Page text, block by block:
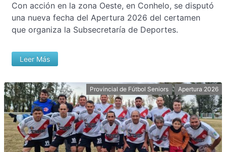
Con acción en la zona Oeste, en Conhelo, se disputó
una nueva fecha del Apertura 2026 del certamen
que organiza la Subsecretaría de Deportes.
Leer Más
Provincial de Fútbol Seniors Apertura 2026